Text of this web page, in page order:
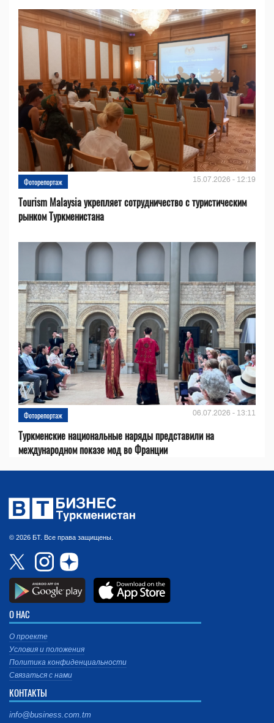
Фоторепортаж 15.07.2026 - 12:19
Tourism Malaysia укрепляет сотрудничество с туристическим
рынком Туркменистана
Фоторепортаж 06.07.2026 - 13:11
Туркменские национальные наряды представили на
международном показе мод во Франции
© 2026 БТ. Все права защищены.
О НАС
О проекте
Условия и положения
Политика конфиденциальности
Связаться с нами
КОНТАКТЫ
info@business.com.tm